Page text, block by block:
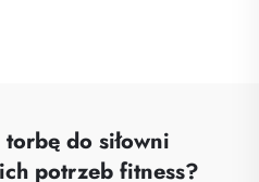
do siłowni
potrzeb fitness?